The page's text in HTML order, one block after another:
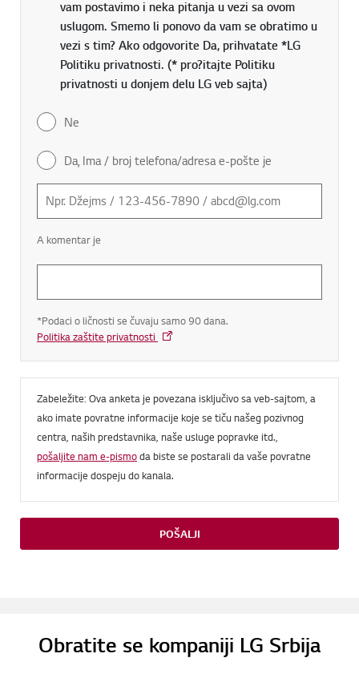
vam postavimo i neka pitanja u vezi sa ovom
uslugom. Smemo li ponovo da vam se obratimo u
vezi s tim? Ako odgovorite Da, prihvatate *LG
Politiku privatnosti. (* pro?itajte Politiku
privatnosti u donjem delu LG veb sajta)
Ne
Da, Ima / broj telefona/adresa e-pošte je
A komentar je
*Podaci o ličnosti se čuvaju samo 90 dana.
Politika zaštite privatnosti
Zabeležite: Ova anketa je povezana isključivo sa veb-sajtom, a
ako imate povratne informacije koje se tiču našeg pozivnog
centra, naših predstavnika, naše usluge popravke itd.,
pošaljite nam e-pismoda biste se postarali da vaše povratne
informacije dospeju do kanala.
POŠALJI
Obratite se kompaniji LG Srbija